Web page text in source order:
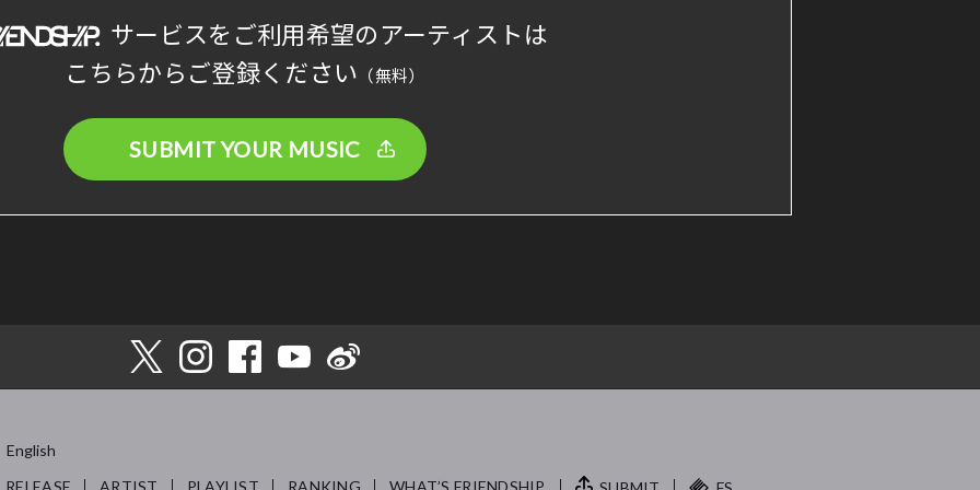
サービスをご利用希望のアーティストは
こちらからご登録ください （無料）
SUBMIT YOUR MUSIC
English
RELEASE ARTIST PLAYLIST RANKING WHAT’S FRIENDSHIP.